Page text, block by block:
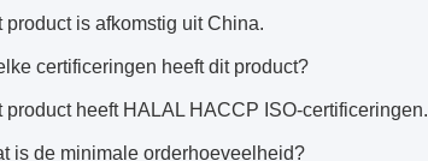
product is afkomstig uit China.
certificeringen heeft dit product?
product heeft HALAL HACCP ISO-certificeringen.
is de minimale orderhoeveelheid?